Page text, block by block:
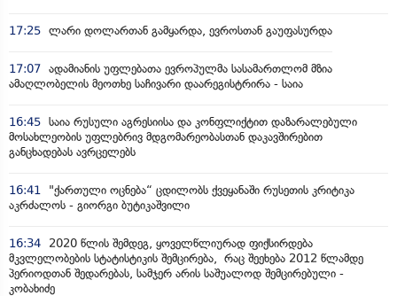
17:25 ლარი დოლართან გამყარდა, ევროსთან გაუფასურდა
17:07 ადამიანის უფლებათა ევროპულმა სასამართლომ მზია
ამაღლობელის მეოთხე საჩივარი დაარეგისტრირა - საია
16:45 საია რუსული აგრესიისა და კონფლიქტით დაზარალებული
მოსახლეობის უფლებრივ მდგომარეობასთან დაკავშირებით
განცხადებას ავრცელებს
16:41
"ქართული ოცნება“ ცდილობს ქვეყანაში რუსეთის კრიტიკა
აკრძალოს - გიორგი ბუტიკაშვილი
16:34
2020 წლის შემდეგ, ყოველწლიურად ფიქსირდება
მკვლელობების სტატისტიკის შემცირება, რაც შეეხება 2012 წლამდე
პერიოდთან შედარებას, სამჯერ არის საშუალოდ შემცირებული -
კობახიძე